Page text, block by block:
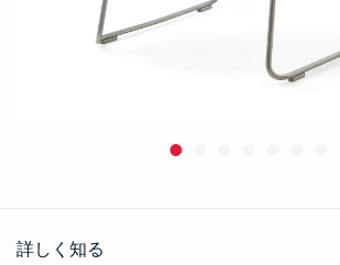
詳しく知る